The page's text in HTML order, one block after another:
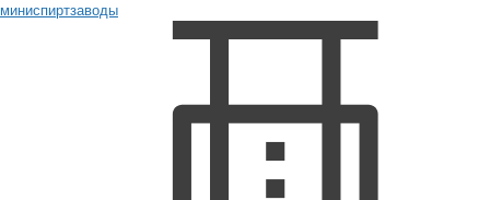
миниспиртзаводы